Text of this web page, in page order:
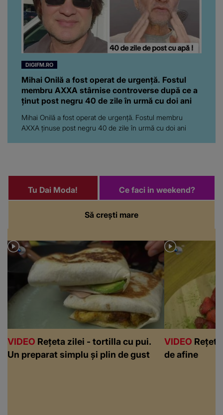
DIGIFM.RO
Mihai Onilă a fost operat de urgență. Fostul
membru AXXA stârnise controverse după ce a
ținut post negru 40 de zile în urmă cu doi ani
Mihai Onilă a fost operat de urgență. Fostul membru
AXXA ținuse post negru 40 de zile în urmă cu doi ani
Să crești mare
Tu Dai Moda! Ce faci in weekend?
VIDEO Rețeta zilei - tortilla cu pui.
Un preparat simplu și plin de gust
VIDEO
de afine